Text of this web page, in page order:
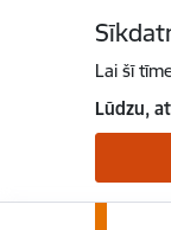
Lai šī
Lūdzu,